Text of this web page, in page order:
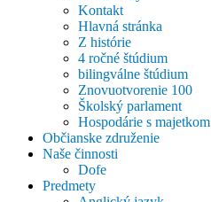
Kontakt
Hlavná stránka
Z histórie
4 ročné štúdium
bilingválne štúdium
Znovuotvorenie 100
Školský parlament
Hospodárie s majetkom
Občianske združenie
Naše činnosti
Dofe
Predmety